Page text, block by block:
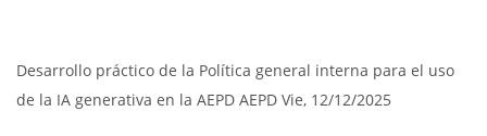
Desarrollo práctico de la Política general interna para el uso
de la IA generativa en la AEPD AEPD Vie, 12/12/2025